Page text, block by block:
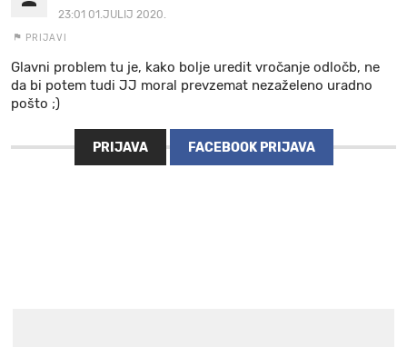
23:01 01.JULIJ 2020.
PRIJAVI
Glavni problem tu je, kako bolje uredit vročanje odločb, ne
da bi potem tudi JJ moral prevzemat nezaželeno uradno
pošto ;)
PRIJAVA FACEBOOK PRIJAVA